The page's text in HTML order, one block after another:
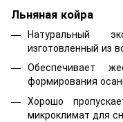
Льняная койра
Натуральный
изготовленный из
Обеспечивает
формирования
Хорошо
микроклимат для